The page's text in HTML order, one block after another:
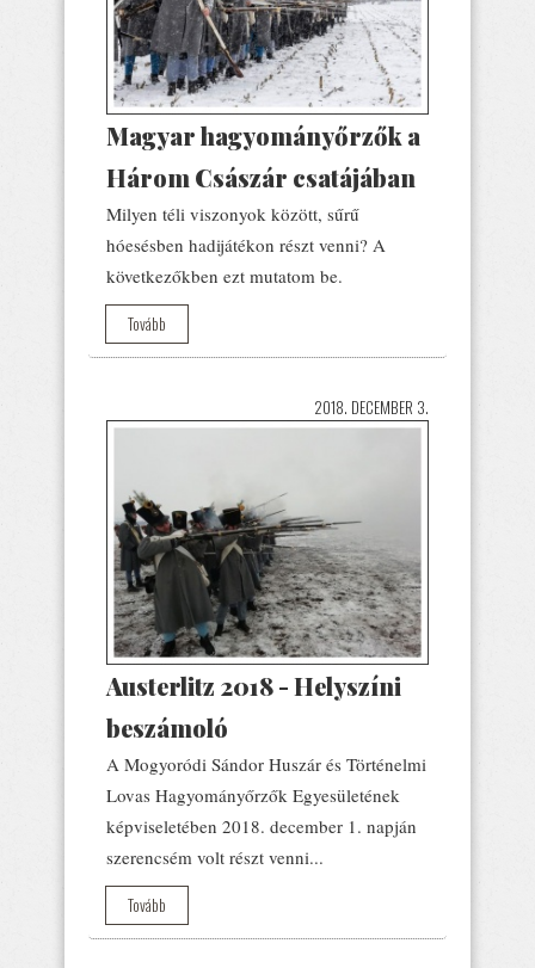
Magyar hagyományőrzők a
Három Császár csatájában
Milyen téli viszonyok között, sűrű
hóesésben hadijátékon részt venni? A
következőkben ezt mutatom be.
Tovább
2018. DECEMBER 3.
Austerlitz 2018 - Helyszíni
beszámoló
A Mogyoródi Sándor Huszár és Történelmi
Lovas Hagyományőrzők Egyesületének
képviseletében 2018. december 1. napján
szerencsém volt részt venni...
Tovább